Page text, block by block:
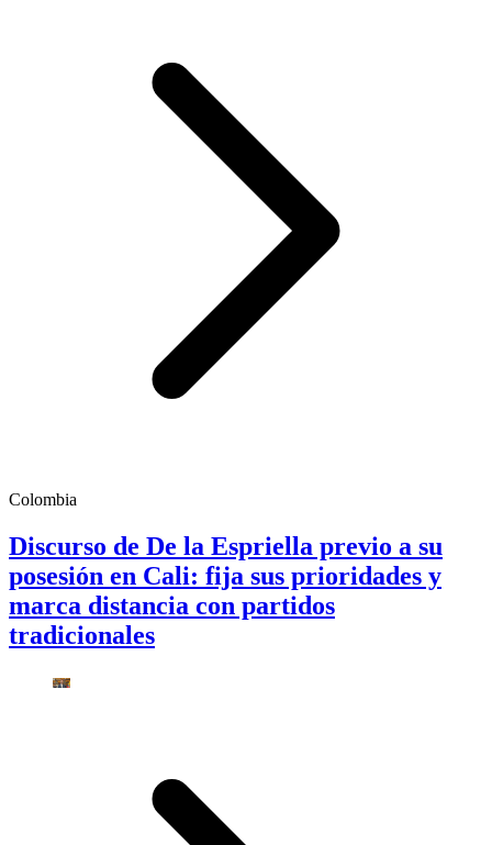
Colombia
Discurso de De la Espriella previo a su
posesión en Cali: fija sus prioridades y
marca distancia con partidos
tradicionales